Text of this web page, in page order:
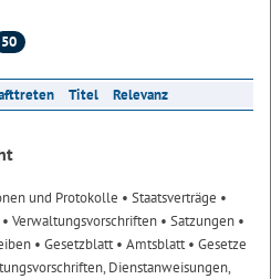
50
Titel Relevanz
und Protokolle • Staatsverträge •
• Verwaltungsvorschriften • Satzungen •
• Gesetzblatt• Amtsblatt• Gesetze
Dienstanweisungen,